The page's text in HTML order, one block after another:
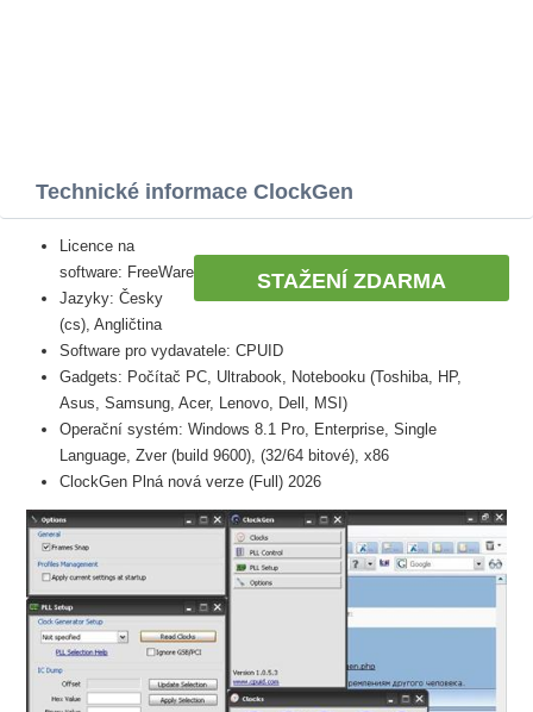
Technické informace ClockGen
STAŽENÍ ZDARMA
Licence na
software: FreeWare
Jazyky: Česky
(cs), Angličtina
Software pro vydavatele: CPUID
Gadgets: Počítač PC, Ultrabook, Notebooku (Toshiba, HP,
Asus, Samsung, Acer, Lenovo, Dell, MSI)
Operační systém: Windows 8.1 Pro, Enterprise, Single
Language, Zver (build 9600), (32/64 bitové), x86
ClockGen Plná nová verze (Full) 2026